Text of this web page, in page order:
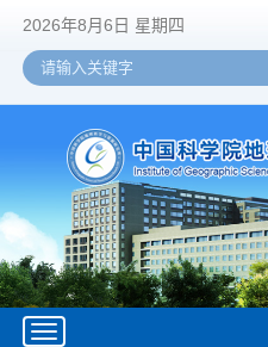
2026年8月6日 星期四
Toggle